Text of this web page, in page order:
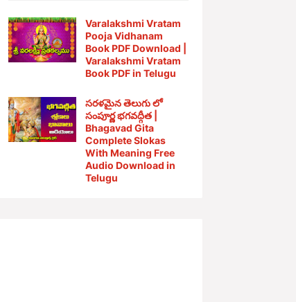
Varalakshmi Vratam
Pooja Vidhanam
Book PDF Download |
Varalakshmi Vratam
Book PDF in Telugu
సరళమైన తెలుగు లో
సంపూర్ణ భగవద్గీత |
Bhagavad Gita
Complete Slokas
With Meaning Free
Audio Download in
Telugu